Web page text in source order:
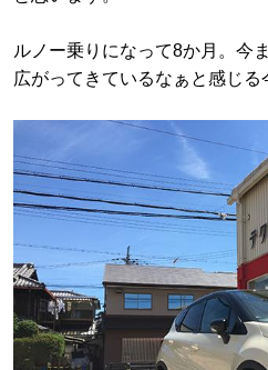
ルノー乗りになって8か月。今
広がってきているなぁと感じる